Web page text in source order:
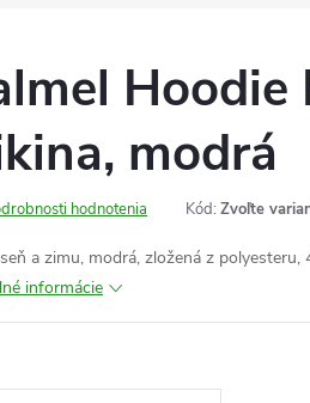
Hoodie
modrá
hodnotenia Kód: Zvoľte
a zimu, modrá, zložená z polyesteru,
informácie